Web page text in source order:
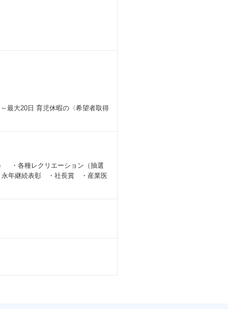
最大20日 育児休暇の〈希望者取得
・各種レクリエーション（抽選
永年継続表彰 ・社長賞 ・産業医